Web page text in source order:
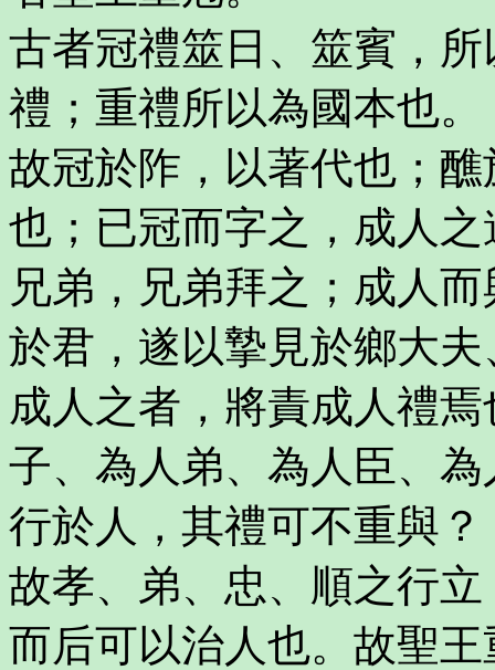
古者冠禮筮日、筮賓，
禮；重禮所以為國本也。
故冠於阼，以著代也；
也；已冠而字之，成人
兄弟，兄弟拜之；成人
於君，遂以摯見於鄉大
成人之者，將責成人禮
子、為人弟、為人臣、
行於人，其禮可不重與？
故孝、弟、忠、順之行
而后可以治人也。故聖